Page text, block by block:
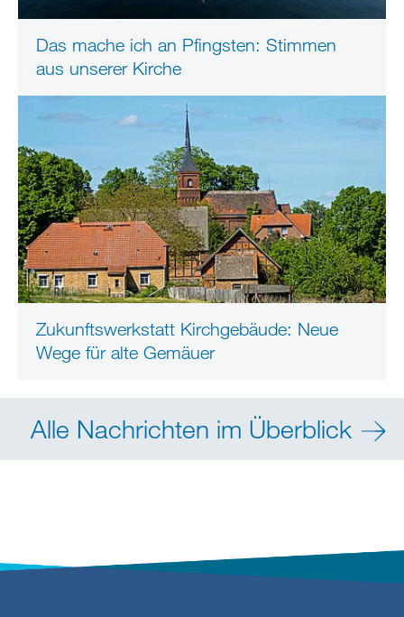
Das mache ich an Pfingsten: Stimmen
aus unserer Kirche
Zukunftswerkstatt Kirchgebäude: Neue
Wege für alte Gemäuer
Alle Nachrichten im Überblick